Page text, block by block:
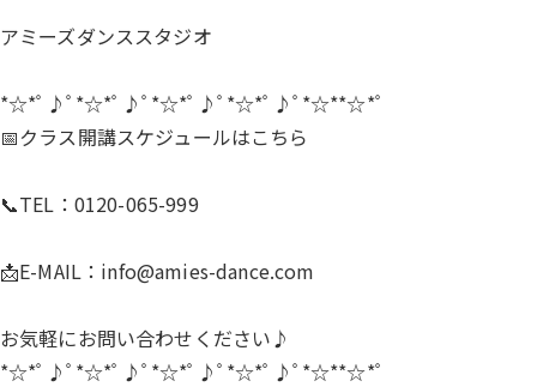
アミーズダンススタジオ
*☆*ﾟ♪ﾟ*☆*ﾟ♪ﾟ*☆*ﾟ♪ﾟ*☆*ﾟ♪ﾟ*☆**☆*ﾟ
📅クラス開講スケジュールはこちら
📞TEL：0120-065-999
📩E-MAIL： info@amies-dance.com
お気軽にお問い合わせください♪
*☆*ﾟ♪ﾟ*☆*ﾟ♪ﾟ*☆*ﾟ♪ﾟ*☆*ﾟ♪ﾟ*☆**☆*ﾟ